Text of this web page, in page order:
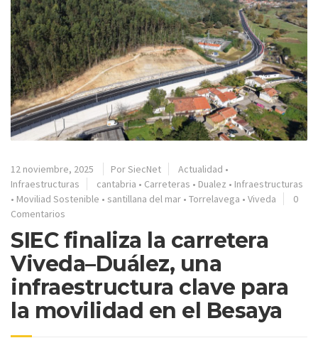
12 noviembre, 2025 Por SiecNet Actualidad •
Infraestructuras
cantabria • Carreteras • Dualez • Infraestructuras
• Moviliad Sostenible • santillana del mar • Torrelavega • Viveda
0
Comentarios
SIEC finaliza la carretera
Viveda–Duález, una
infraestructura clave para
la movilidad en el Besaya